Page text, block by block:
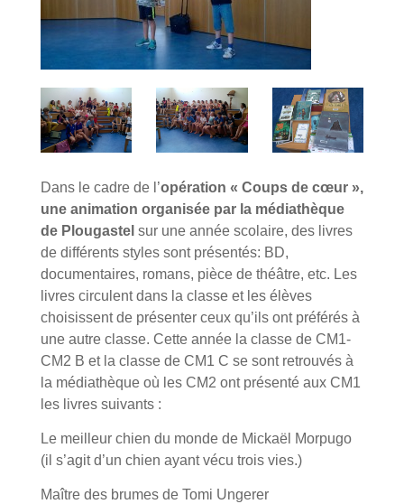
Dans le cadre de l’opération « Coups de cœur »,
une animation organisée par la médiathèque
de Plougastel sur une année scolaire, des livres
de différents styles sont présentés: BD,
documentaires, romans, pièce de théâtre, etc. Les
livres circulent dans la classe et les élèves
choisissent de présenter ceux qu’ils ont préférés à
une autre classe. Cette année la classe de CM1-
CM2 B et la classe de CM1 C se sont retrouvés à
la médiathèque où les CM2 ont présenté aux CM1
les livres suivants :
Le meilleur chien du monde de Mickaël Morpugo
(il s’agit d’un chien ayant vécu trois vies.)
Maître des brumes de Tomi Ungerer